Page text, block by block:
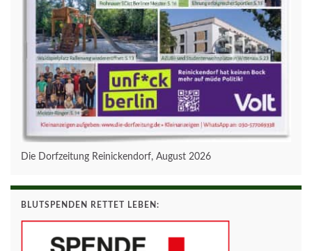
Die Dorfzeitung Reinickendorf, August 2026
BLUTSPENDEN RETTET LEBEN: